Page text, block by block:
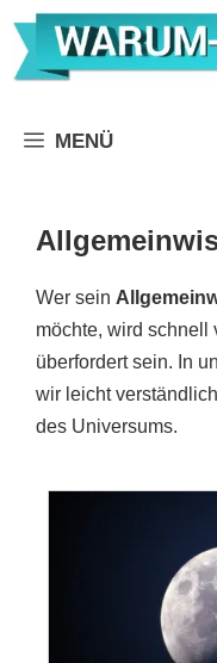
Zum
Inhalt
springen
MENÜ
Wer sein
möchte, wird schnell
überfordert sein. In
wir leicht
des Universums.